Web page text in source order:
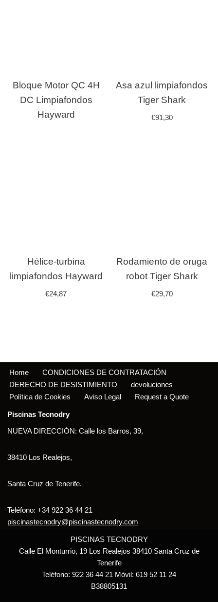
Bloque Motor QC 4H
DC Limpiafondos
Hayward
Asa azul limpiafondos
Tiger Shark
€91,30
Hélice-turbina
limpiafondos Hayward
€24,87
Rodamiento de oruga
robot Tiger Shark
€29,70
Home
CONDICIONES DE CONTRATACIÓN
DERECHO DE DESISTIMIENTO
devoluciones
Política de Cookies
Aviso Legal Request a Quote
Piscinas Tecnodry
NUEVA DIRECCIÓN: Calle los Barros, 39,
38410 Los Realejos,
Santa Cruz de Tenerife.
Teléfono: +34 922 36 44 21
piscinastecnodry@piscinastecnodry.com
PISCINAS TECNODRY
Calle El Monturrio, 19 Los Realejos 38410 Santa Cruz de
Tenerife
Teléfono: 922 36 44 21 Móvil: 619 52 11 24
B38805131